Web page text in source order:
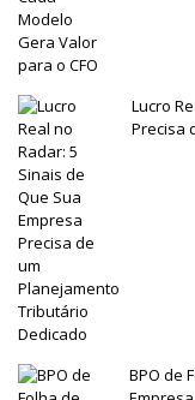
Lucro
Precisa
BPO de